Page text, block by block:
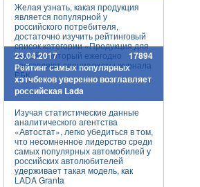
Желая узнать, какая продукция
является популярной у
российского потребителя,
достаточно изучить рейтинговый
список категории «Продукция для
людей», который ежегодно
составляют специалисты журнала
РБК.
23.04.2017
17894
Рейтинг самых популярных
хэтчбеков уверенно возглавляет
российская Lada
Изучая статистические данные
аналитического агентства
«Автостат», легко убедиться в том,
что несомненное лидерство среди
самых популярных автомобилей у
российских автолюбителей
удерживает такая модель, как
LADA Granta